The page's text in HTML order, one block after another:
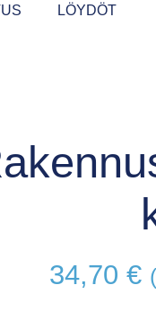
LÖYDÖT
34,70 €